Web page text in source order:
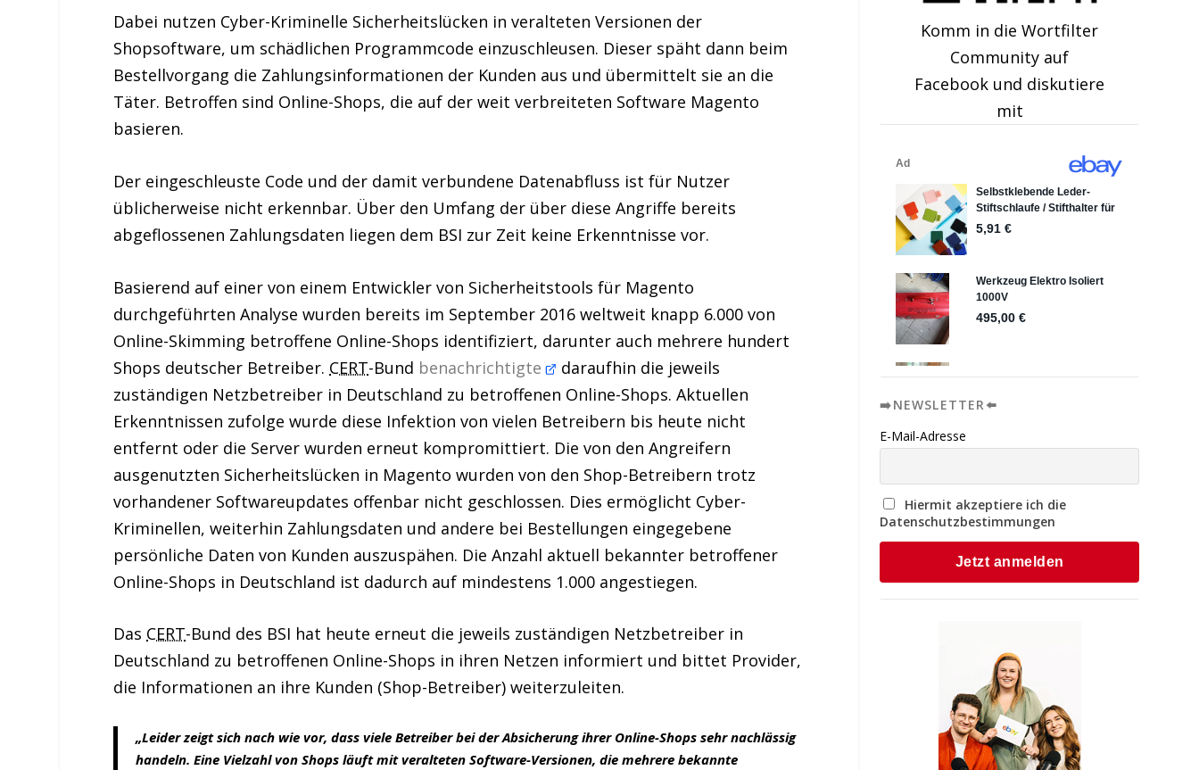
Dabei nutzen Cyber-Kriminelle Sicherheitslücken in veralteten Versionen der
Shopsoftware, um schädlichen Programmcode einzuschleusen. Dieser späht dann beim
Bestellvorgang die Zahlungsinformationen der Kunden aus und übermittelt sie an die
Täter. Betroffen sind Online-Shops, die auf der weit verbreiteten Software Magento
basieren.
Der eingeschleuste Code und der damit verbundene Datenabfluss ist für Nutzer
üblicherweise nicht erkennbar. Über den Umfang der über diese Angriffe bereits
abgeflossenen Zahlungsdaten liegen dem BSI zur Zeit keine Erkenntnisse vor.
Basierend auf einer von einem Entwickler von Sicherheitstools für Magento
durchgeführten Analyse wurden bereits im September 2016 weltweit knapp 6.000 von
Online-Skimming betroffene Online-Shops identifiziert, darunter auch mehrere hundert
Shops deutscher Betreiber. CERT-Bund benachrichtigte
daraufhin die jeweils
zuständigen Netzbetreiber in Deutschland zu betroffenen Online-Shops. Aktuellen
Erkenntnissen zufolge wurde diese Infektion von vielen Betreibern bis heute nicht
entfernt oder die Server wurden erneut kompromittiert. Die von den Angreifern
ausgenutzten Sicherheitslücken in Magento wurden von den Shop-Betreibern trotz
vorhandener Softwareupdates offenbar nicht geschlossen. Dies ermöglicht Cyber-
Kriminellen, weiterhin Zahlungsdaten und andere bei Bestellungen eingegebene
persönliche Daten von Kunden auszuspähen. Die Anzahl aktuell bekannter betroffener
Online-Shops in Deutschland ist dadurch auf mindestens 1.000 angestiegen.
Das CERT-Bund des BSI hat heute erneut die jeweils zuständigen Netzbetreiber in
Deutschland zu betroffenen Online-Shops in ihren Netzen informiert und bittet Provider,
die Informationen an ihre Kunden (Shop-Betreiber) weiterzuleiten.
„Leider zeigt sich nach wie vor, dass viele Betreiber bei der Absicherung ihrer Online-Shops sehr nachlässig
handeln. Eine Vielzahl von Shops läuft mit veralteten Software-Versionen, die mehrere bekannte
Komm in die Wortfilter
Community auf
Facebook und diskutiere
mit
➡️NEWSLETTER⬅️
E-Mail-Adresse
Hiermit akzeptiere ich die
Datenschutzbestimmungen